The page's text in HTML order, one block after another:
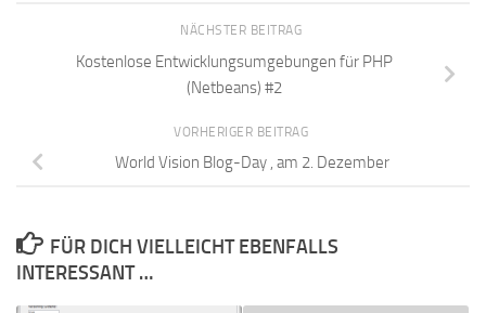
NÄCHSTER BEITRAG
Kostenlose Entwicklungsumgebungen für PHP
(Netbeans) #2
VORHERIGER BEITRAG
World Vision Blog-Day , am 2. Dezember
FÜR DICH VIELLEICHT EBENFALLS
INTERESSANT …